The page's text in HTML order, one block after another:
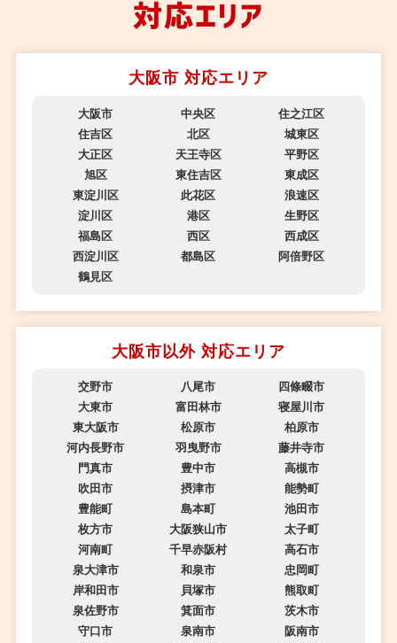
対応エリア
大阪市 対応エリア
大阪市 中央区
住之江区
住吉区
北区
城東区
大正区
天王寺区
平野区
旭区
東住吉区
東成区
東淀川区
此花区
浪速区
淀川区
港区
生野区
福島区
西区
西成区
西淀川区
都島区
阿倍野区
鶴見区
大阪市以外 対応エリア
交野市 八尾市
四條畷市
大東市
富田林市
寝屋川市
東大阪市
松原市
柏原市
河内長野市
羽曳野市
藤井寺市
門真市
豊中市
高槻市
吹田市
摂津市
能勢町
豊能町
島本町
池田市
枚方市
大阪狭山市
太子町
河南町
千早赤阪村
高石市
泉大津市
和泉市
忠岡町
岸和田市
貝塚市
熊取町
泉佐野市
箕面市
茨木市
守口市
泉南市
阪南市